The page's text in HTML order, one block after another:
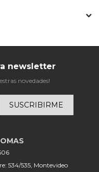
534/535, Montevideo
newsletter
novedades!
SUSCRIBIRME